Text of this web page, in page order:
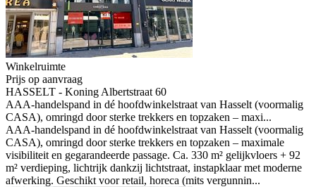
Winkelruimte
Prijs op aanvraag
HASSELT - Koning Albertstraat 60
AAA-handelspand in dé hoofdwinkelstraat van Hasselt (voormalig
CASA), omringd door sterke trekkers en topzaken – maxi...
AAA-handelspand in dé hoofdwinkelstraat van Hasselt (voormalig
CASA), omringd door sterke trekkers en topzaken – maximale
visibiliteit en gegarandeerde passage. Ca. 330 m² gelijkvloers + 92
m² verdieping, lichtrijk dankzij lichtstraat, instapklaar met moderne
afwerking. Geschikt voor retail, horeca (mits vergunnin...